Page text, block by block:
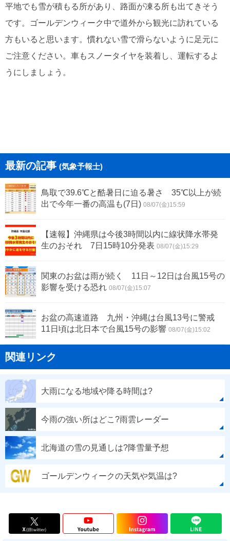
平地でも雪が積もる所があり、路面が凍る所も出てきそう
です。ゴールデンウィーク中で道外から観光に訪れている
方もいると思います。慣れない雪で滑らないように足元に
ご注意ください。車もスノータイヤを装着し、運転するよ
うにしましょう。
最新の記事 (気象予報士)
鳥取で39.6℃と酷暑日に迫る暑さ 35℃以上が続
出で今年一番の高温も(7日) 08/07(金)15:59
【速報】沖縄県は今後3時間以内に線状降水帯発
生のおそれ 7日15時10分発表 08/07(金)15:29
関東のお盆は雨が続く 11日～12日は台風15号の
影響を受ける恐れ 08/07(金)15:07
お盆の高速道路 九州・沖縄は台風13号に警戒
11日頃は北日本で台風15号の影響 08/07(金)15:02
関連リンク
大雨になる地域や降る時間は?
今雨の強い所はどこ?雨雲レーダー
北海道の雪の見通しは?降雪量予想
ゴールデンウィークの天気や気温は?